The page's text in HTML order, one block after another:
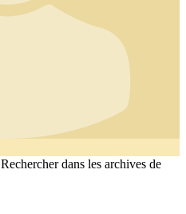
Rechercher dans les archives de